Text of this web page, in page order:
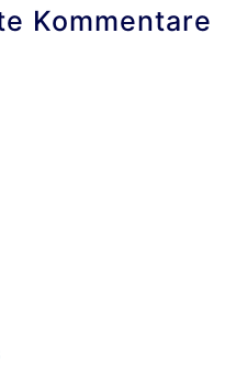
Kommentare